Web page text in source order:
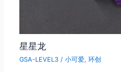
星星龙
GSA-LEVEL3 /小可爱,环创